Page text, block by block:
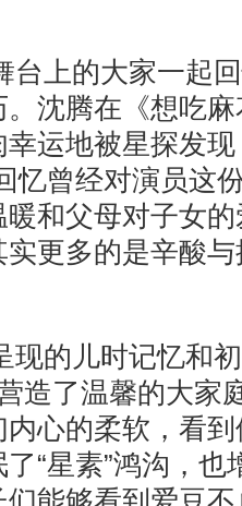
台上的大家一起
沈腾在《想吃
运地被星探发现
忆曾经对演员这
和父母对子女
更多的是辛酸
现的儿时记忆和
造了温馨的大家
心的柔软，看
“星素”鸿沟，也